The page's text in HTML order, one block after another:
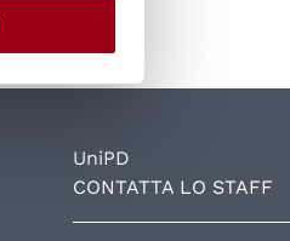
UniPD
CONTATTA LO STAFF